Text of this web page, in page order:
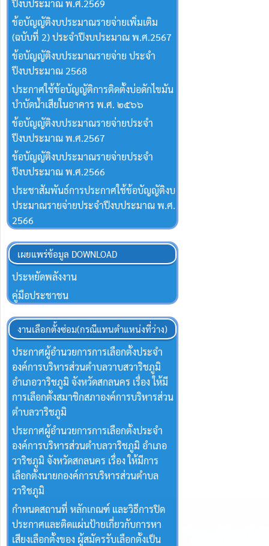
ปีงบประมาณ พ.ศ.2569
ข้อบัญญัติงบประมาณรายจ่ายเพิ่มเติม
(ฉบับที่ 2) ประจำปีงบประมาณ พ.ศ.2567
ข้อบัญญัติงบประมาณรายจ่าย ประจำ
ปีงบประมาณ 2568
ประกาศใช้ข้อบัญญัติการติดตั้งบ่อดักไขมัน
บำบัดน้ำเสียในอาคาร พ.ศ. ๒๕๖๖
ข้อบัญญัติงบประมาณรายจ่ายประจำ
ปีงบประมาณ พ.ศ.2567
ข้อบัญญัติงบประมาณรายจ่ายประจำ
ปีงบประมาณ พ.ศ.2566
ประชาสัมพันธ์การประกาศใช้ข้อบัญญัติงบ
ประมาณรายจ่ายประจำปีงบประมาณ พ.ศ.
2566
เผยแพร่ข้อมูล DOWNLOAD
ประหยัดพลังงาน
คู่มือประชาชน
งานเลือกตั้งซ่อม(กรณีแทนตำแหน่งที่ว่าง)
ประกาศผู้อำนวยการการเลือกตั้งประจำ
องค์การบริหารส่วนตำบลวาบสวาริชภูมิ
อำเภอวาริชภูมิ จังหวัดสกลนคร เรื่อง ให้มี
การเลือกตั้งสมาชิกสภาองค์การบริหารส่วน
ตำบลวาริชภูมิ
ประกาศผู้อำนวยการการเลือกตั้งประจำ
องค์การบริหารส่วนตำบลวาริชภูมิ อำเภอ
วาริชภูมิ จังหวัดสกลนคร เรื่อง ให้มีการ
เลือกตั้งนายกองค์การบริหารส่วนตำบล
วาริชภูมิ
กำหนดสถานที่ หลักเกณฑ์ และวิธีการปิด
ประกาศและติดแผ่นป้ายเกี่ยวกับการหา
เสียงเลือกตั้งของ ผู้สมัครรับเลือกตั้งเป็น